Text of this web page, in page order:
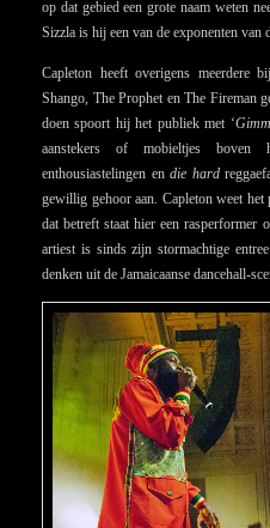
op dat gebied een grote naam weten
Sizzla is hij een van de exponenten van
Capleton heeft overigens
Shango, The Prophet en The Fireman
doen spoort hij het publiek met ‘
aanstekers of mobieltjes
enthousiastelingen endie hard
gewillig gehoor aan. Capleton weet
dat betreft staat hier een rasperformer
artiest is sinds zijn stormachtige
denken uit de Jamaicaanse dancehall-